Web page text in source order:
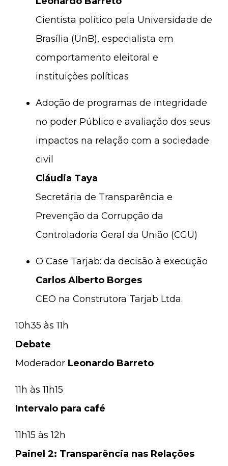
Cientista político pela Universidade de
Brasília (UnB), especialista em
comportamento eleitoral e
instituições políticas
Adoção de programas de integridade
no poder Público e avaliação dos seus
impactos na relação com a sociedade
civil
Cláudia Taya
Secretária de Transparência e
Prevenção da Corrupção da
Controladoria Geral da União (CGU)
O Case Tarjab: da decisão à execução
Carlos Alberto Borges
CEO na Construtora Tarjab Ltda.
10h35 às 11h
Debate
Moderador Leonardo Barreto
11h às 11h15
Intervalo para café
11h15 às 12h
Painel 2: Transparência nas Relações